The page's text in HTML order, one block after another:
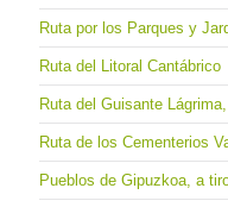
Ruta por los Parques y
Ruta del Litoral Cantábrico
Ruta del Guisante
Ruta de los Cementerios
Pueblos de Gipuzkoa, a